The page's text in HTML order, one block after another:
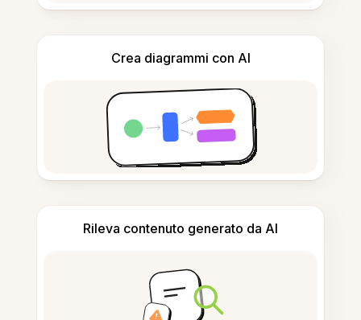
Crea diagrammi con AI
Rileva contenuto generato da AI